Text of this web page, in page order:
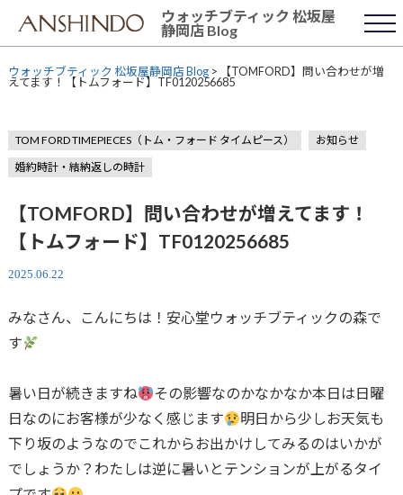
content
ウォッチブティック 松坂屋
静岡店 Blog
ウォッチブティック 松坂屋静岡店 Blog> 【TOMFORD】問い合わせが増
えてます！【トムフォード】TF0120256685
TOM FORD TIMEPIECES（トム・フォード タイムピース）
お知らせ
婚約時計・結納返しの時計
【TOMFORD】問い合わせが増えてます！
【トムフォード】TF0120256685
2025.06.22
みなさん、こんにちは！安心堂ウォッチブティックの森で
す
暑い日が続きますね
その影響なのかなかなか本日は日曜
日なのにお客様が少なく感じます
明日から少しお天気も
下り坂のようなのでこれからお出かけしてみるのはいかが
でしょうか？わたしは逆に暑いとテンションが上がるタイ